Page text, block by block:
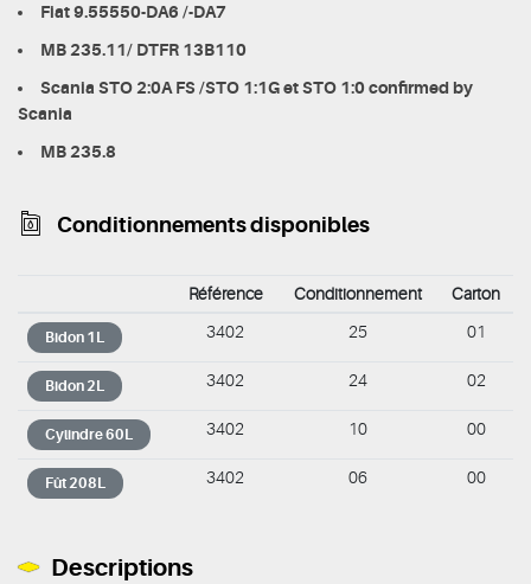
Fiat 9.55550-DA6 /-DA7
MB 235.11/ DTFR 13B110
Scania STO 2:0A FS /STO 1:1G et STO 1:0 confirmed by
Scania
MB 235.8
Conditionnements disponibles
Référence Conditionnement Carton
Bidon 1L 3402 25 01
Bidon 2L 3402 24 02
Cylindre 60L 3402 10 00
Fût 208L 3402 06 00
Descriptions